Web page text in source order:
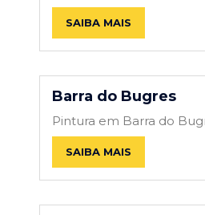
SAIBA MAIS
Barra do Bugres
Pintura em Barra do
SAIBA MAIS